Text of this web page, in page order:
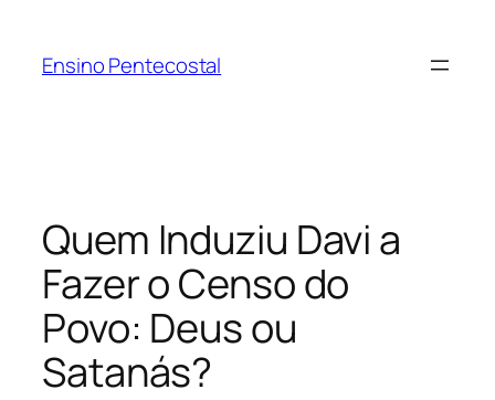
Ensino Pentecostal
Quem Induziu Davi a
Fazer o Censo do
Povo: Deus ou
Satanás?